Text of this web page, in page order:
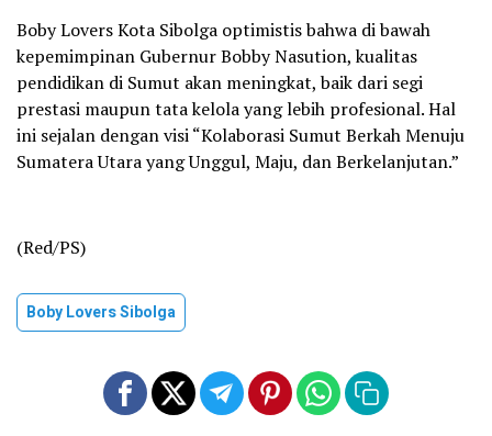
Boby Lovers Kota Sibolga optimistis bahwa di bawah
kepemimpinan Gubernur Bobby Nasution, kualitas
pendidikan di Sumut akan meningkat, baik dari segi
prestasi maupun tata kelola yang lebih profesional. Hal
ini sejalan dengan visi “Kolaborasi Sumut Berkah Menuju
Sumatera Utara yang Unggul, Maju, dan Berkelanjutan.”
(Red/PS)
Boby Lovers Sibolga